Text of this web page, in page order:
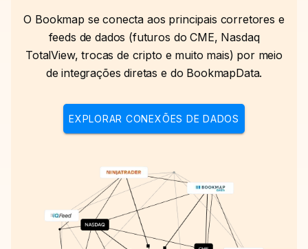
O Bookmap se conecta aos principais corretores e
feeds de dados (futuros do CME, Nasdaq
TotalView, trocas de cripto e muito mais) por meio
de integrações diretas e do BookmapData.
EXPLORAR CONEXÕES DE DADOS